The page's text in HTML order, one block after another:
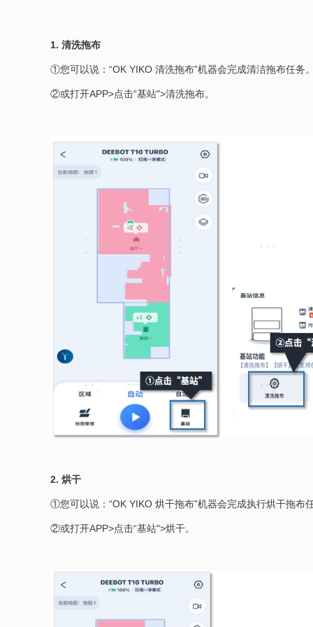
1. 清洗拖布
①您可以说：“OK YIKO 清洗拖布”机器会完成清洁拖布任务
②或打开APP>点击“基站">清洗拖布。
2. 烘干
①您可以说：“OK YIKO 烘干拖布”机器会完成执行烘干拖布
②或打开APP>点击“基站">烘干。